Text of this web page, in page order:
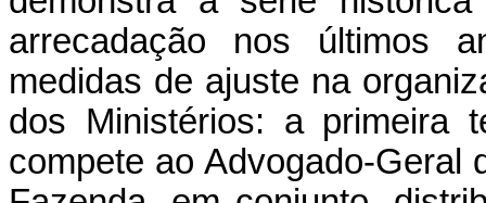
arrecadação nos últimos
medidas de ajuste na
dos Ministérios: a primeira
compete ao Advogado-Geral